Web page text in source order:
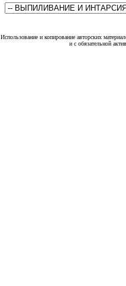
Использование и копирование авторских
и с обязательной